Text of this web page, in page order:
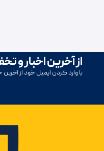
از آخرین اخبار و
با وارد کردن ایمیل خود از